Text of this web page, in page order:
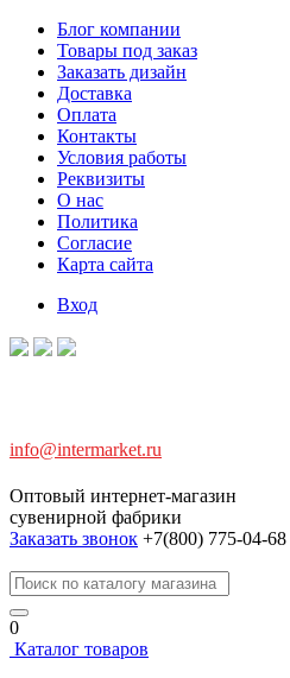
Блог компании
Товары под заказ
Заказать дизайн
Доставка
Оплата
Контакты
Условия работы
Реквизиты
О нас
Политика
Согласие
Карта сайта
Вход
info@intermarket.ru
Оптовый интернет-магазин
сувенирной фабрики
Заказать звонок +7(800) 775-04-68
0
Каталог товаров